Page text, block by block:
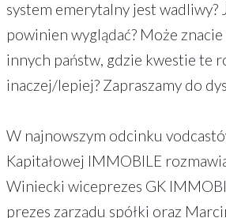
system emerytalny jest wadliwy?
powinien wyglądać? Może znacie
innych państw, gdzie kwestie te
inaczej/lepiej? Zapraszamy do
W najnowszym odcinku
Kapitałowej IMMOBILE
Winiecki wiceprezes GK
prezes zarządu spółki oraz